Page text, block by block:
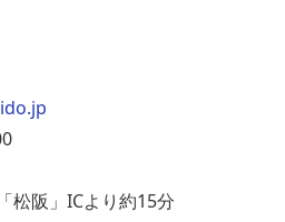
阪」ICより約15分